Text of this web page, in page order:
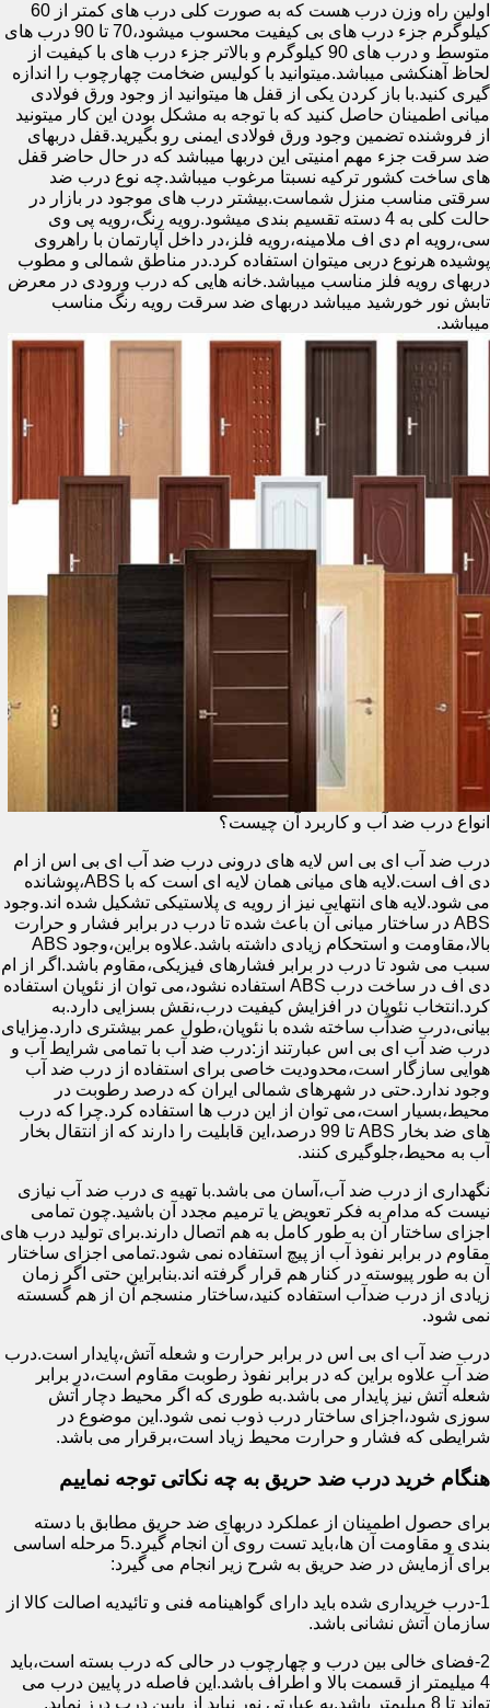
اولین راه وزن درب هست که به صورت کلی درب های کمتر از 60
کیلوگرم جزء درب های بی کیفیت محسوب میشود،70 تا 90 درب های
متوسط و درب های 90 کیلوگرم و بالاتر جزء درب های با کیفیت از
لحاظ آهنکشی میباشد.میتوانید با کولیس ضخامت چهارچوب را اندازه
گیری کنید.با باز کردن یکی از قفل ها میتوانید از وجود ورق فولادی
میانی اطمینان حاصل کنید که با توجه به مشکل بودن این کار میتونید
از فروشنده تضمین وجود ورق فولادی ایمنی رو بگیرید.قفل دربهای
ضد سرقت جزء مهم امنیتی این دربها میباشد که در حال حاضر قفل
های ساخت کشور ترکیه نسبتا مرغوب میباشد.چه نوع درب ضد
سرقتی مناسب منزل شماست.بیشتر درب های موجود در بازار در
حالت کلی به 4 دسته تقسیم بندی میشود.رویه رنگ،رویه پی وی
سی،رویه ام دی اف ملامینه،رویه فلز،در داخل آپارتمان با راهروی
پوشیده هرنوع دربی میتوان استفاده کرد.در مناطق شمالی و مطوب
دربهای رویه فلز مناسب میباشد.خانه هایی که درب ورودی در معرض
تابش نور خورشید میباشد دربهای ضد سرقت رویه رنگ مناسب
میباشد.
انواع درب ضد آب و کاربرد آن چیست؟
درب ضد آب ای بی اس لایه های درونی درب ضد آب ای بی اس از ام
دی اف است.لایه های میانی همان لایه ای است که با ABS،پوشانده
می شود.لایه های انتهایی نیز از رویه ی پلاستیکی تشکیل شده اند.وجود
ABS در ساختار میانی آن باعث شده تا درب در برابر فشار و حرارت
بالا،مقاومت و استحکام زیادی داشته باشد.علاوه براین،وجود ABS
سبب می شود تا درب در برابر فشارهای فیزیکی،مقاوم باشد.اگر از ام
دی اف در ساخت درب ABS استفاده نشود،می توان از نئوپان استفاده
کرد.انتخاب نئوپان در افزایش کیفیت درب،نقش بسزایی دارد.به
بیانی،درب ضدآب ساخته شده با نئوپان،طول عمر بیشتری دارد.مزایای
درب ضد آب ای بی اس عبارتند از:درب ضد آب با تمامی شرایط آب و
هوایی سازگار است،محدودیت خاصی برای استفاده از درب ضد آب
وجود ندارد.حتی در شهرهای شمالی ایران که درصد رطوبت در
محیط،بسیار است،می توان از این درب ها استفاده کرد.چرا که درب
های ضد بخار ABS تا 99 درصد،این قابلیت را دارند که از انتقال بخار
آب به محیط،جلوگیری کنند.
نگهداری از درب ضد آب،آسان می باشد.با تهیه ی درب ضد آب نیازی
نیست که مدام به فکر تعویض یا ترمیم مجدد آن باشید.چون تمامی
اجزای ساختار آن به طور کامل به هم اتصال دارند.برای تولید درب های
مقاوم در برابر نفوذ آب از پیچ استفاده نمی شود.تمامی اجزای ساختار
آن به طور پیوسته در کنار هم قرار گرفته اند.بنابراین حتی اگر زمان
زیادی از درب ضدآب استفاده کنید،ساختار منسجم آن از هم گسسته
نمی شود.
درب ضد آب ای بی اس در برابر حرارت و شعله آتش،پایدار است.درب
ضد آب علاوه براین که در برابر نفوذ رطوبت مقاوم است،در برابر
شعله آتش نیز پایدار می باشد.به طوری که اگر محیط دچار آتش
سوزی شود،اجزای ساختار درب ذوب نمی شود.این موضوع در
شرایطی که فشار و حرارت محیط زیاد است،برقرار می باشد.
هنگام خرید درب ضد حریق به چه نکاتی توجه نماییم
برای حصول اطمینان از عملکرد دربهای ضد حریق مطابق با دسته
بندی و مقاومت آن ها،باید تست روی آن انجام گیرد.5 مرحله اساسی
برای آزمایش در ضد حریق به شرح زیر انجام می گیرد:
1-درب خریداری شده باید دارای گواهینامه فنی و تائیدیه اصالت کالا از
سازمان آتش نشانی باشد.
2-فضای خالی بین درب و چهارچوب در حالی که درب بسته است،باید
4 میلیمتر از قسمت بالا و اطراف باشد.این فاصله در پایین درب می
تواند تا 8 میلیمتر باشد.به عبارتی نور نباید از پایین درب درز نماید.